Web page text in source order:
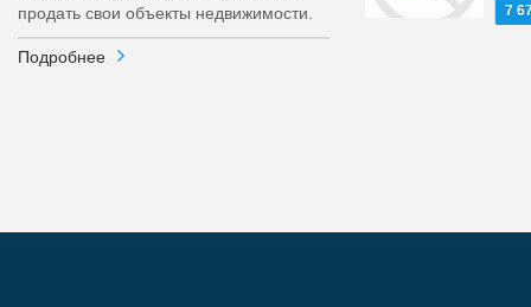
продать свои объекты недвижимости.
Подробнее
7